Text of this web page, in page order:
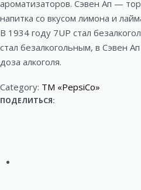
ароматизаторов. Сэвен Ап —
напитка со вкусом лимона и
В 1934 году 7UP стал
стал безалкогольным, в Сэвен
доза алкоголя.
Category: ТМ «PepsiCo»
ПОДЕЛИТЬСЯ: